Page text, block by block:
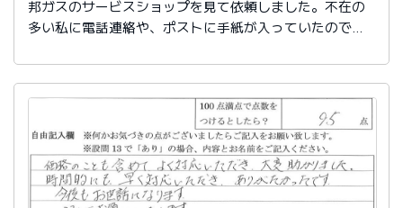
邦ガスのサービスショップを見て依頼しました。不在の
多い私に電話連絡や、ポストに手紙が入っていたので、
た。